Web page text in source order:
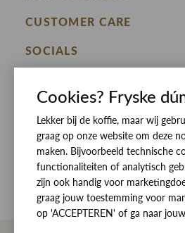
ZIJ VAN RINSMA
DE HEEREN VAN RINSMA
RINSMA.CONCEPTS
Eten en drinken
Openingstijden
Werken bij RINSMA
CUSTOMER CARE
Veelgestelde vragen
Betaalmethoden
Bezorgen
Contact
Reviews
SOCIALS
Cookies? Fryske
Lekker bij de koffie, maar wij
graag op onze website om deze
maken. Bijvoorbeeld technische
functionaliteiten of analytisch
zijn ook handig voor
graag jouw toestemming voor
op 'ACCEPTEREN' of ga naar